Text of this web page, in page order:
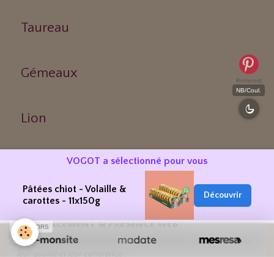
Taureau
Gémeaux
Lion
RÉFÉRENCEMENT & PRÉSENCE WEB
VOGOT est présent dans des annuaires fiables, sélectionnés pour
Pinterest
NB/Coul.
VOGOT a sélectionné pour vous
Pâtées chiot - Volaille &
carottes - 11x150g
Découvrir
SPONSORS